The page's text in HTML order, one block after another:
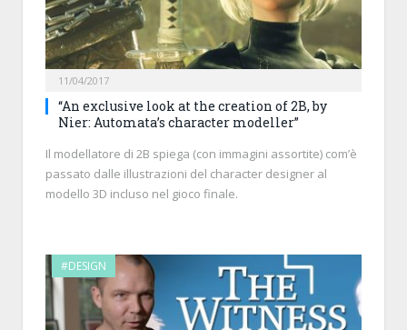
11/04/2017
“An exclusive look at the creation of 2B, by
Nier: Automata’s character modeller”
Il modellatore di 2B spiega (con immagini assortite) com’è
passato dalle illustrazioni del character designer al
modello 3D incluso nel gioco finale.
#DESIGN